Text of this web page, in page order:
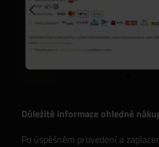
Důležité informace ohledně
Po úspěšném provedení a